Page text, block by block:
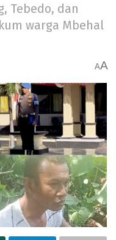
Tebedo, dan
warga Mbehal
AA